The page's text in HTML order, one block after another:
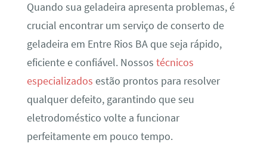
Quando sua geladeira apresenta problemas, é
crucial encontrar um serviço de conserto de
geladeira em Entre Rios BA que seja rápido,
eficiente e confiável. Nossos técnicos
especializados estão prontos para resolver
qualquer defeito, garantindo que seu
eletrodoméstico volte a funcionar
perfeitamente em pouco tempo.